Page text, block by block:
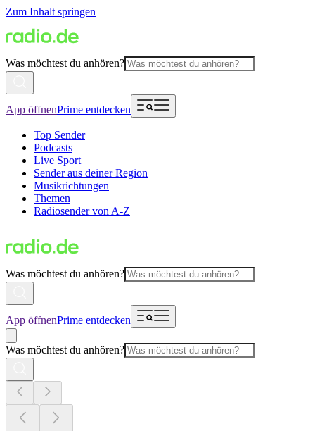
Zum Inhalt springen
Was möchtest du anhören?
App öffnenPrime entdecken
Top Sender
Podcasts
Live Sport
Sender aus deiner Region
Musikrichtungen
Themen
Radiosender von A-Z
Was möchtest du anhören?
App öffnenPrime entdecken
Was möchtest du anhören?